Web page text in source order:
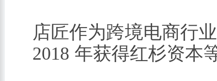
店匠作为跨境电商行
2018 年获得红杉资本